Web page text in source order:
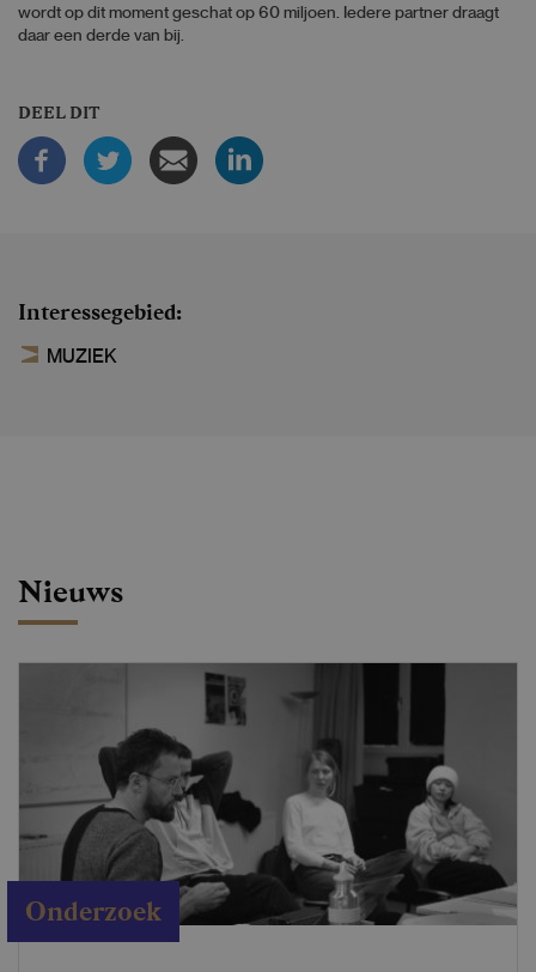
wordt op dit moment geschat op 60 miljoen. Iedere partner draagt
daar een derde van bij.
DEEL DIT
Interessegebied
MUZIEK
Nieuws
Onderzoek